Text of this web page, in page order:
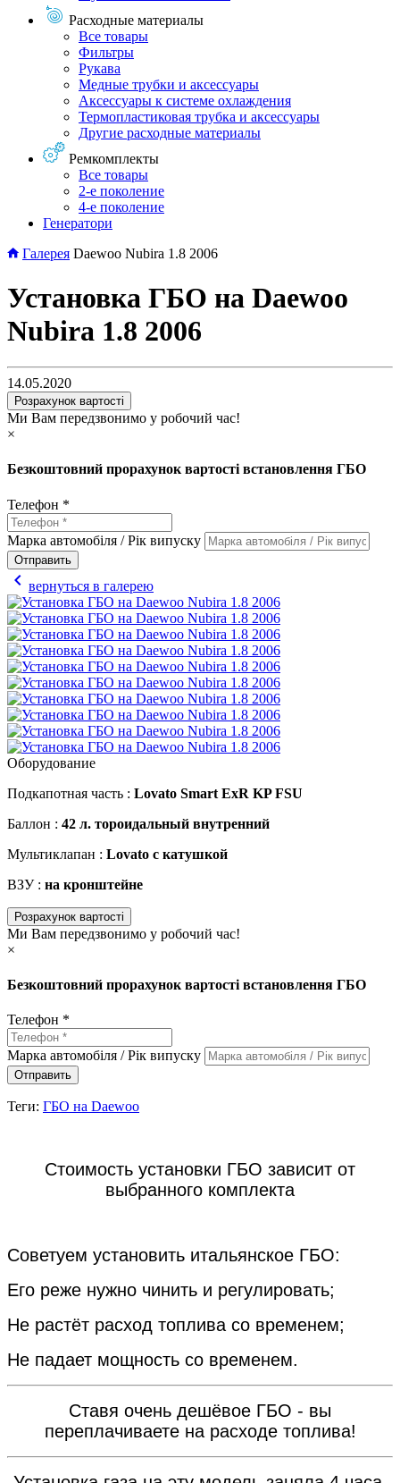
Расходные материалы
Все товары
Фильтры
Рукава
Медные трубки и аксессуары
Аксессуары к системе охлаждения
Термопластиковая трубка и аксессуары
Другие расходные материалы
Ремкомплекты
Все товары
2-е поколение
4-е поколение
Генератори
Галерея Daewoo Nubira 1.8 2006
Установка ГБО на Daewoo
Nubira 1.8 2006
14.05.2020
Розрахунок вартості
Ми Вам передзвонимо у робочий час!
×
Безкоштовний прорахунок вартості встановлення ГБО
Телефон *
Марка автомобіля / Рік випуску
Отправить
chevron_left вернуться в галерею
Оборудование
Подкапотная часть : Lovato Smart ExR KP FSU
Баллон : 42 л. тороидальный внутренний
Мультиклапан : Lovato с катушкой
ВЗУ : на кронштейне
Розрахунок вартості
Ми Вам передзвонимо у робочий час!
×
Безкоштовний прорахунок вартості встановлення ГБО
Телефон *
Марка автомобіля / Рік випуску
Отправить
Теги: ГБО на Daewoo
Стоимость установки ГБО зависит от
выбранного комплекта
Советуем установить итальянское ГБО:
Его реже нужно чинить и регулировать;
Не растёт расход топлива со временем;
Не падает мощность со временем.
Ставя очень дешёвое ГБО - вы
переплачиваете на расходе топлива!